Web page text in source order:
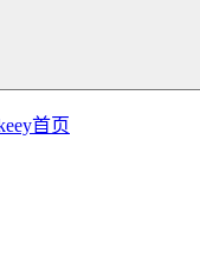
首页